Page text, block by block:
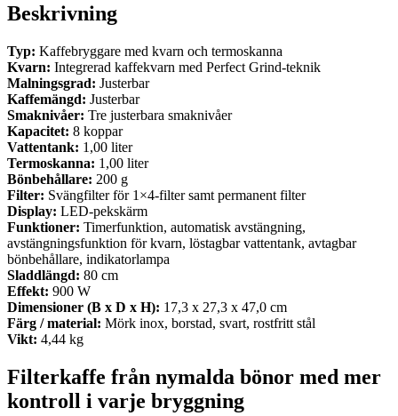
Beskrivning
Typ: Kaffebryggare med kvarn och termoskanna
Kvarn: Integrerad kaffekvarn med Perfect Grind-teknik
Malningsgrad: Justerbar
Kaffemängd: Justerbar
Smaknivåer: Tre justerbara smaknivåer
Kapacitet: 8 koppar
Vattentank: 1,00 liter
Termoskanna: 1,00 liter
Bönbehållare: 200 g
Filter: Svängfilter för 1×4-filter samt permanent filter
Display: LED-pekskärm
Funktioner: Timerfunktion, automatisk avstängning,
avstängningsfunktion för kvarn, löstagbar vattentank, avtagbar
bönbehållare, indikatorlampa
Sladdlängd: 80 cm
Effekt: 900 W
Dimensioner (B x D x H): 17,3 x 27,3 x 47,0 cm
Färg / material: Mörk inox, borstad, svart, rostfritt stål
Vikt: 4,44 kg
Filterkaffe från nymalda bönor med mer
kontroll i varje bryggning